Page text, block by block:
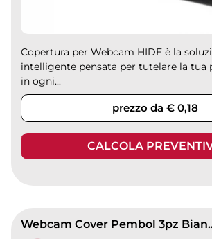
Copertura per Webcam HIDE è la
intelligente pensata per tutelare la tua
in ogni...
prezzo da € 0,18
CALCOLA
Webcam Cover